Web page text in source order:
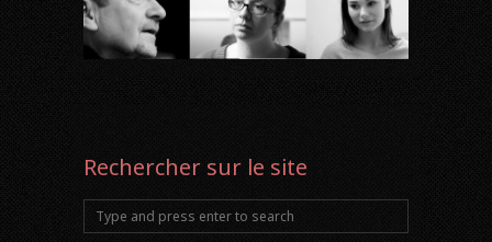
Rechercher sur le site